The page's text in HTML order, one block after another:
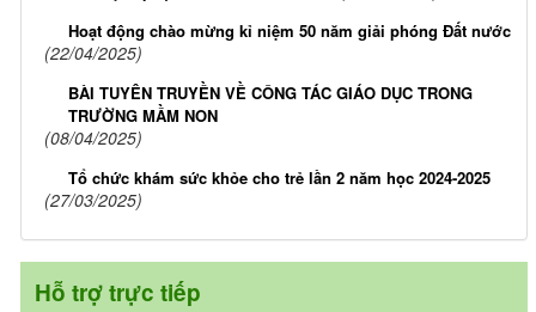
Hoạt động chào mừng kỉ niệm 50 năm giải phóng Đất nước
(22/04/2025)
BÀI TUYÊN TRUYỀN VỀ CÔNG TÁC GIÁO DỤC TRONG
TRƯỜNG MẦM NON
(08/04/2025)
Tổ chức khám sức khỏe cho trẻ lần 2 năm học 2024-2025
(27/03/2025)
Hỗ trợ trực tiếp